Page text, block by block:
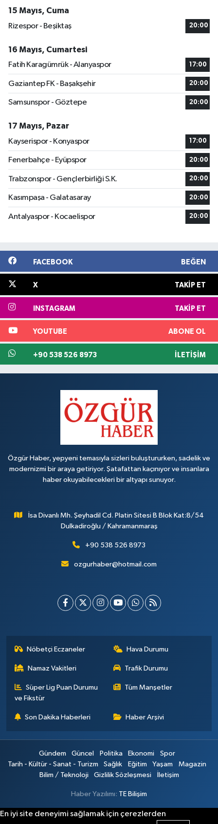
15 Mayıs, Cuma
Rizespor - Beşiktaş
20:00
16 Mayıs, Cumartesi
Fatih Karagümrük - Alanyaspor
17:00
Gaziantep FK - Başakşehir 20:00
Samsunspor - Göztepe 20:00
17 Mayıs, Pazar
Kayserispor - Konyaspor
17:00
Fenerbahçe - Eyüpspor 20:00
Trabzonspor - Gençlerbirliği S.K. 20:00
Kasımpaşa - Galatasaray 20:00
Antalyaspor - Kocaelispor 20:00
FACEBOOK BEĞEN
X TAKIP ET
INSTAGRAM TAKIP ET
YOUTUBE ABONE OL
+90 538 526 8973 İLETIŞIM
Özgür Haber, yepyeni temasıyla sizleri buluştururken, sadelik ve
modernizmi bir araya getiriyor. Şatafattan kaçınıyor ve insanlara
haber okuyabilecekleri bir altyapı sunuyor.
İsa Divanlı Mh. Şeyhadil Cd. Platin Sitesi B Blok Kat:8/54
Dulkadiroğlu / Kahramanmaraş
+90 538 526 8973
ozgurhaber@hotmail.com
Nöbetçi Eczaneler Hava Durumu
Namaz Vakitleri Trafik Durumu
Süper Lig Puan Durumu
ve Fikstür
Tüm Manşetler
Son Dakika Haberleri Haber Arşivi
Gündem Güncel Politika Ekonomi
Spor
Tarih - Kültür - Sanat - Turizm
Sağlık Eğitim Yaşam
Magazin
Bilim / Teknoloji
Gizlilik Sözleşmesi İletişim
Haber Yazılımı: TE Bilişim
En iyi site deneyimi sağlamak için çerezlerden